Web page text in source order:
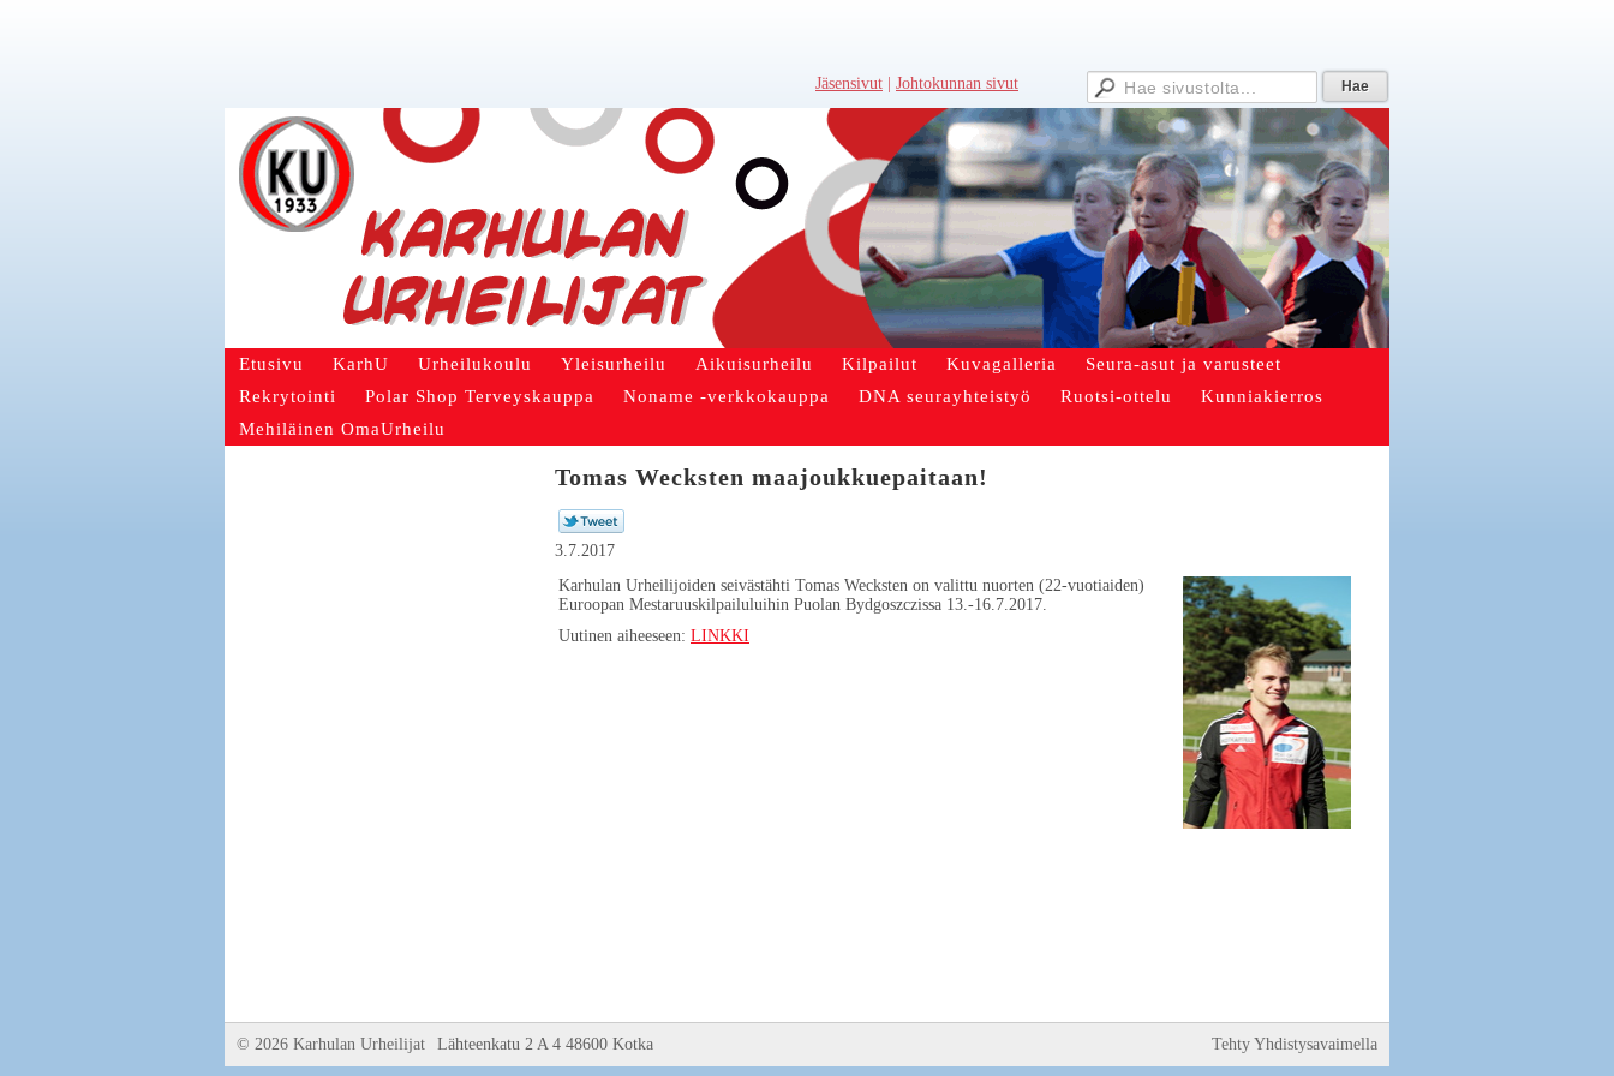
Jäsensivut Johtokunnan sivut
Etusivu KarhU Urheilukoulu Yleisurheilu Aikuisurheilu Kilpailut Kuvagalleria
Seura-asut ja varusteet
Rekrytointi
Polar Shop Terveyskauppa Noname -verkkokauppa DNA seurayhteistyö Ruotsi-ottelu
Kunniakierros
Mehiläinen OmaUrheilu
Tomas Wecksten maajoukkuepaitaan!
3.7.2017
Karhulan Urheilijoiden seivästähti Tomas Wecksten on valittu nuorten (22-vuotiaiden)
Euroopan Mestaruuskilpailuluihin Puolan Bydgoszczissa 13.-16.7.2017.
Uutinen aiheeseen: LINKKI
Tehty Yhdistysavaimella
© 2026 Karhulan Urheilijat Lähteenkatu 2 A 4 48600 Kotka